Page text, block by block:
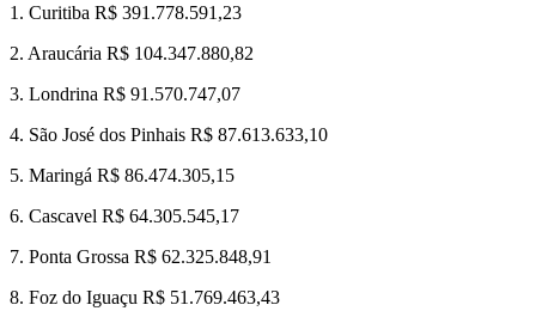
1. Curitiba R$ 391.778.591,23
2. Araucária R$ 104.347.880,82
3. Londrina R$ 91.570.747,07
4. São José dos Pinhais R$ 87.613.633,10
5. Maringá R$ 86.474.305,15
6. Cascavel R$ 64.305.545,17
7. Ponta Grossa R$ 62.325.848,91
8. Foz do Iguaçu R$ 51.769.463,43